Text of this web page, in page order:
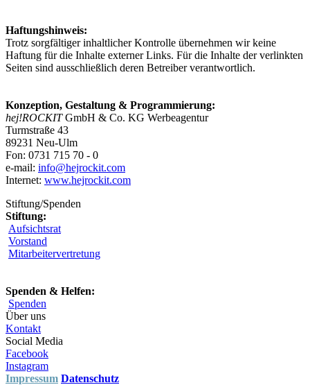
Haftungshinweis:
Trotz sorgfältiger inhaltlicher Kontrolle übernehmen wir keine
Haftung für die Inhalte externer Links. Für die Inhalte der verlinkten
Seiten sind ausschließlich deren Betreiber verantwortlich.
Konzeption, Gestaltung & Programmierung:
hej!ROCKITGmbH & Co. KG Werbeagentur
Turmstraße 43
89231 Neu-Ulm
Fon: 0731 715 70 - 0
e-mail: info@hejrockit.com
Internet: www.hejrockit.com
Stiftung/Spenden
Stiftung:
Aufsichtsrat
Vorstand
Mitarbeitervertretung
Spenden & Helfen:
Spenden
Über uns
Kontakt
Social Media
Facebook
Instagram
Impressum Datenschutz